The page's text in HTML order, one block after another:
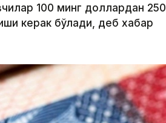
100 минг доллардан 250
керак бўлади, деб хабар